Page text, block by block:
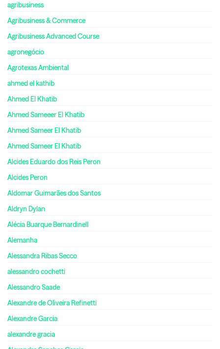
agribusiness
Agribusiness & Commerce
Agribusiness Advanced Course
agronegócio
Agrotexas Ambiental
ahmed el kathib
Ahmed El Khatib
Ahmed Sameeer El Khatib
Ahmed Sameer El Khatib
Ahmed Sameer El Khatib
Alcides Eduardo dos Reis Peron
Alcides Peron
Aldomar Guimarães dos Santos
Aldryn Dylan
Alécia Buarque Bernardinell
Alemanha
Alessandra Ribas Secco
alessandro cochetti
Alessandro Saade
Alexandre de Oliveira Refinetti
Alexandre Garcia
alexandre gracia